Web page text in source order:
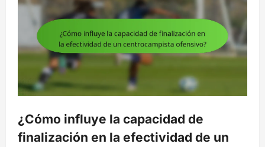
¿Cómo influye la capacidad de
finalización en la efectividad de un